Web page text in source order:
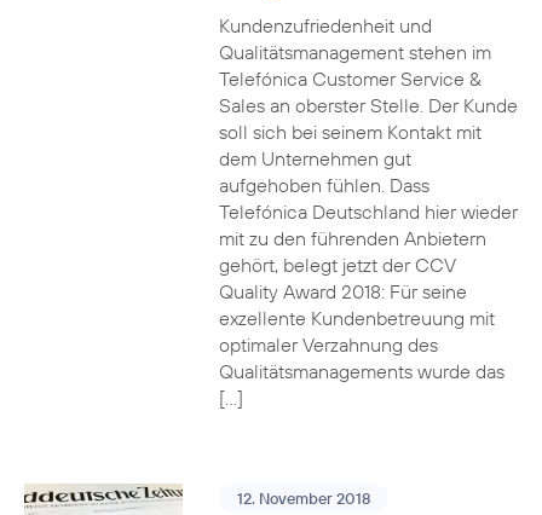
Kundenzufriedenheit und
Qualitätsmanagement stehen im
Telefónica Customer Service &
Sales an oberster Stelle. Der Kunde
soll sich bei seinem Kontakt mit
dem Unternehmen gut
aufgehoben fühlen. Dass
Telefónica Deutschland hier wieder
mit zu den führenden Anbietern
gehört, belegt jetzt der CCV
Quality Award 2018: Für seine
exzellente Kundenbetreuung mit
optimaler Verzahnung des
Qualitätsmanagements wurde das
[…]
12. November 2018